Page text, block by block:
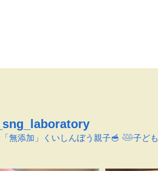
「無添加」くいしんぼう親子🥣 𓅸子ども